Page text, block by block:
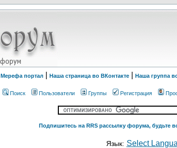
Мерефа портал| Наша страница во ВКонтакте| Наша группа
Поиск Пользователи Группы Регистрация
Подпишитесь на RRS рассылку форума, будьте
Язык: Select